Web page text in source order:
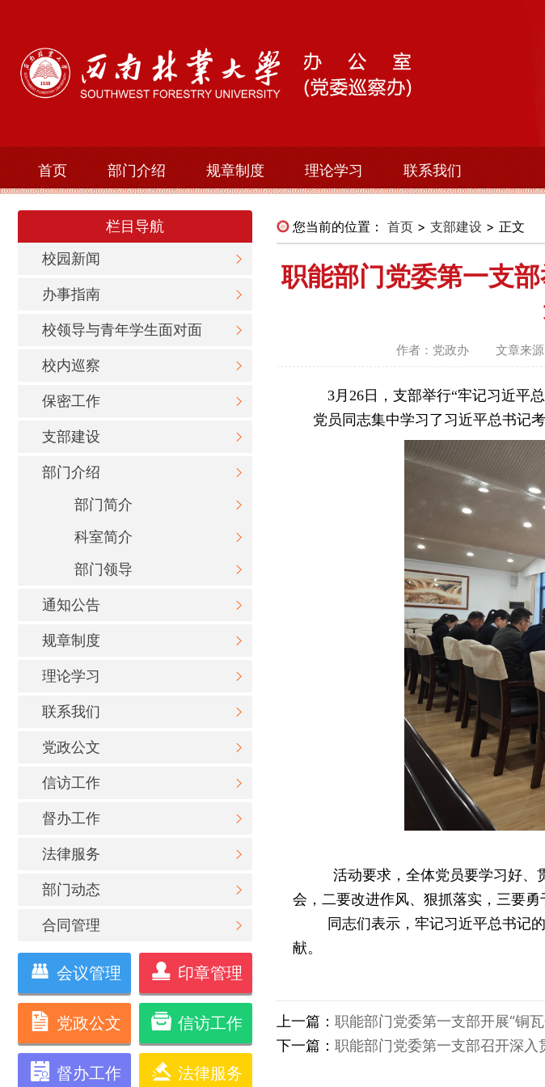
首页 部门介绍 规章制度 理论学习 联系我们
栏目导航
校园新闻
办事指南
校领导与青年学生面对面
校内巡察
保密工作
支部建设
部门介绍
部门简介
科室简介
部门领导
通知公告
规章制度
理论学习
联系我们
党政公文
信访工作
督办工作
法律服务
部门动态
合同管理
会议管理 印章管理
党政公文 信访工作
督办工作 法律服务
您当前的位置： 首页 > 支部建设 > 正文
职能部门党委第一支
作者：党政办 文章来
3月26日，支部举行“牢记习近平
党员同志集中学习了习近平总书记考
活动要求，全体党员要学习好、
会，二要改进作风、狠抓落实，三要勇
同志们表示，牢记习近平总书记
献。
上一篇： 职能部门党委第一支部开展“铜
下一篇： 职能部门党委第一支部召开深